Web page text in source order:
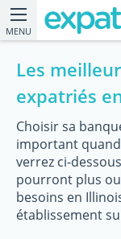
MENU
Les
expatriés
Choisir sa
important
verrez ci-
pourront plus
besoins en
établissement